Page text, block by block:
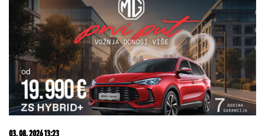
06. 08. 2026 12:05
TRESLO SE U KOMŠILUKU: Zemljotres jačine 3,4
Rihtera pogodio susednu državu